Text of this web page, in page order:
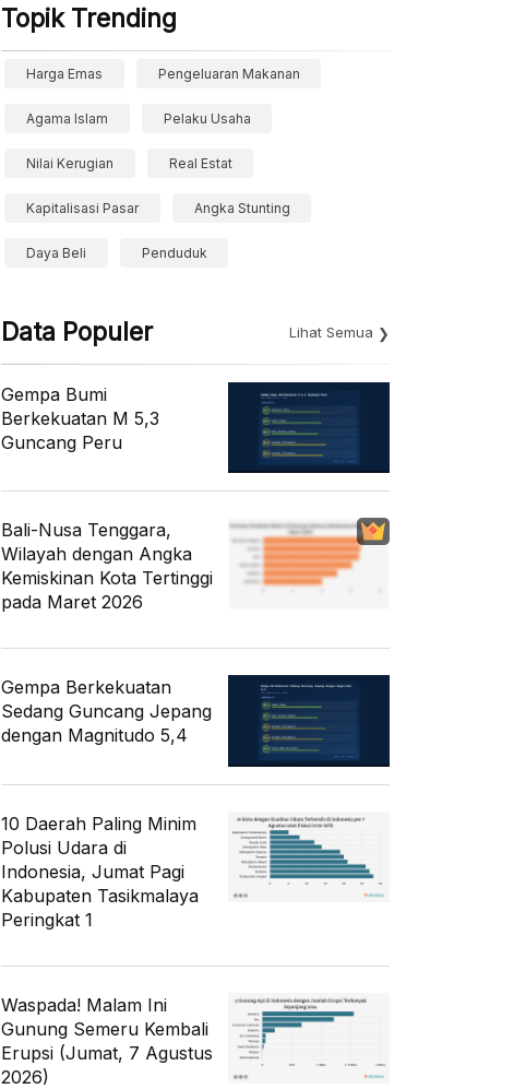
Topik Trending
Harga Emas Pengeluaran Makanan
Agama Islam Pelaku Usaha
Nilai Kerugian Real Estat
Kapitalisasi Pasar Angka Stunting
Daya Beli Penduduk
Data Populer Lihat Semua
Gempa Bumi
Berkekuatan M 5,3
Guncang Peru
Bali-Nusa Tenggara,
Wilayah dengan Angka
Kemiskinan Kota Tertinggi
pada Maret 2026
Gempa Berkekuatan
Sedang Guncang Jepang
dengan Magnitudo 5,4
10 Daerah Paling Minim
Polusi Udara di
Indonesia, Jumat Pagi
Kabupaten Tasikmalaya
Peringkat 1
Waspada! Malam Ini
Gunung Semeru Kembali
Erupsi (Jumat, 7 Agustus
2026)